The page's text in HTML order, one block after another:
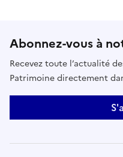
Abonnez-vous à
Recevez toute l’actualité
Patrimoine directement